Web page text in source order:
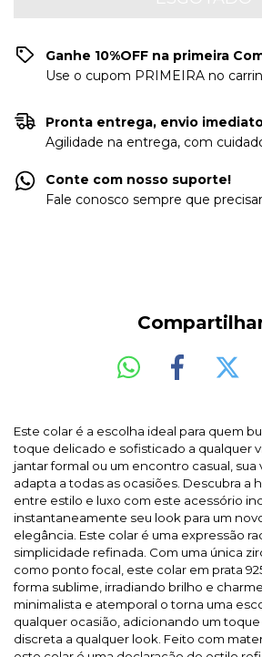
Ganhe 10%OFF na primeira
Use o cupom PRIMEIRA no
Pronta entrega, envio
Agilidade na entrega, com
Conte com nosso suporte!
Fale conosco sempre que
Este colar é a escolha ideal para quem
toque delicado e sofisticado a qualquer
jantar formal ou um encontro casual, sua
adapta a todas as ocasiões. Descubra a
entre estilo e luxo com este acessório
instantaneamente seu look para um
elegância. Este colar é uma expressão
simplicidade refinada. Com uma única
como ponto focal, este colar em prata
forma sublime, irradiando brilho e
minimalista e atemporal o torna uma
qualquer ocasião, adicionando um
discreta a qualquer look. Feito com